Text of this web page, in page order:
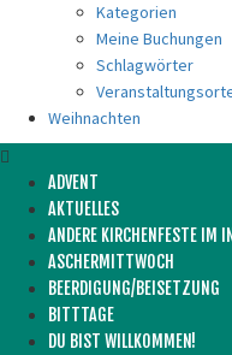
Kategorien
Meine Buchungen
Schlagwörter
Weihnachten
ADVENT
AKTUELLES
ANDERE KIRCHENFESTE IM
ASCHERMITTWOCH
BEERDIGUNG/BEISETZUNG
BITTTAGE
DU BIST WILLKOMMEN!